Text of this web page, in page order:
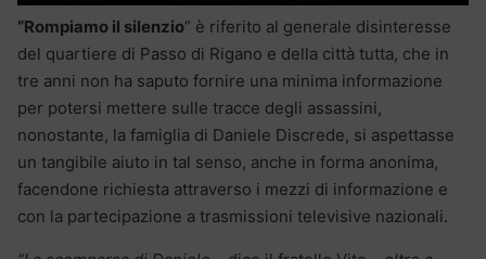
“Rompiamo il silenzio” è riferito al generale disinteresse
del quartiere di Passo di Rigano e della città tutta, che in
tre anni non ha saputo fornire una minima informazione
per potersi mettere sulle tracce degli assassini,
nonostante, la famiglia di Daniele Discrede, si aspettasse
un tangibile aiuto in tal senso, anche in forma anonima,
facendone richiesta attraverso i mezzi di informazione e
con la partecipazione a trasmissioni televisive nazionali.